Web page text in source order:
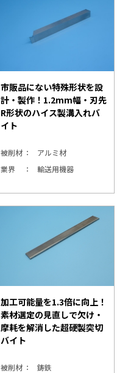
市販品にない特殊形状を設
計・製作！1.2mm幅・刃先
R形状のハイス製溝入れバ
イト
被削材
アルミ材
業界
輸送用機器
加工可能量を1.3倍に向上！
素材選定の見直しで欠け・
摩耗を解消した超硬製突切
バイト
被削材
鋳鉄